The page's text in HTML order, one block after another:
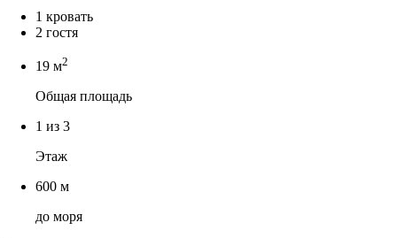
1 кровать
2 гостя
19 м2
Общая площадь
1 из 3
Этаж
600 м
до моря